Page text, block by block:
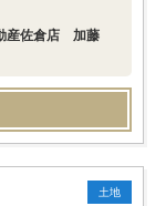
産佐倉店 加藤
土地